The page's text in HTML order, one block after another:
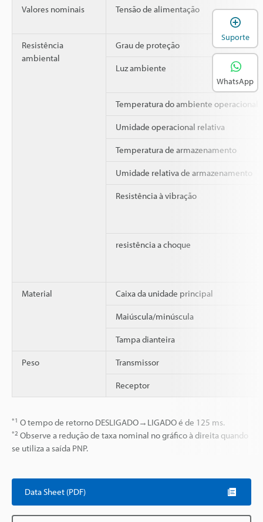
Valores nominais Tensão de alimentação
Resistência
ambiental
Grau de proteção
Luz ambiente
Temperatura do ambiente operacional
Umidade operacional relativa
Temperatura de armazenamento
Umidade relativa de armazenamento
Resistência à vibração
resistência a choque
Material Caixa da unidade principal
Maiúscula/minúscula
Tampa dianteira
Peso Transmissor
Receptor
*1 O tempo de retorno DESLIGADO→LIGADO é de 125 ms.
*2 Observe a redução de taxa nominal no gráfico à direita quando
se utiliza a saída PNP.
Data Sheet (PDF)
Suporte
WhatsApp